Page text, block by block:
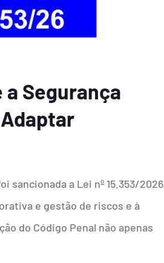
a Segurança
a Lei nº 15.353/2026.
e gestão de riscos e à
do Código Penal não apenas